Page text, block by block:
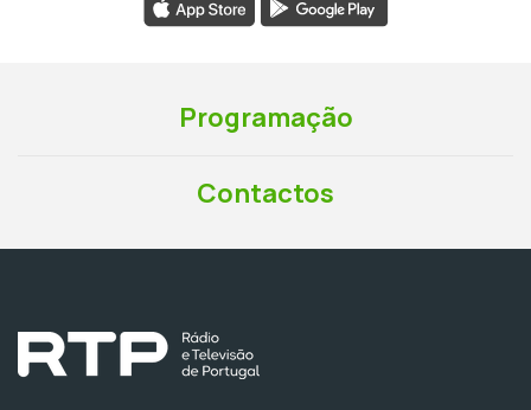
Programação
Contactos